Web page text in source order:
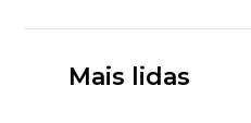
Mais lidas